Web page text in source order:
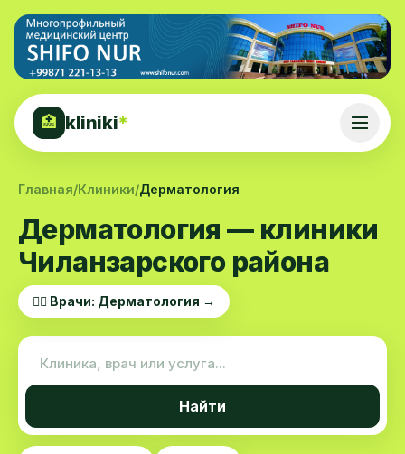
🏥 kliniki*
Главная/Клиники/Дерматология
Дерматология — клиники
Чиланзарского района
👨‍⚕️ Врачи: Дерматология →
Найти